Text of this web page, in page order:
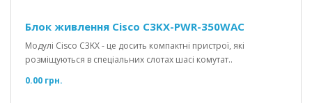
Блок живлення Cisco C3KX-PWR-350WAC
Модулі Cisco C3KX - це досить компактні пристрої, які
розміщуються в спеціальних слотах шасі комутат..
0.00 грн.